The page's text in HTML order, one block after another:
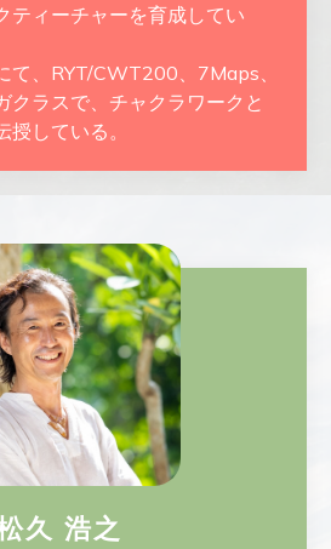
ティーチャーを育成してい
て、RYT/CWT200、7Maps、
クラスで、チャクラワークと
している。
久 浩之